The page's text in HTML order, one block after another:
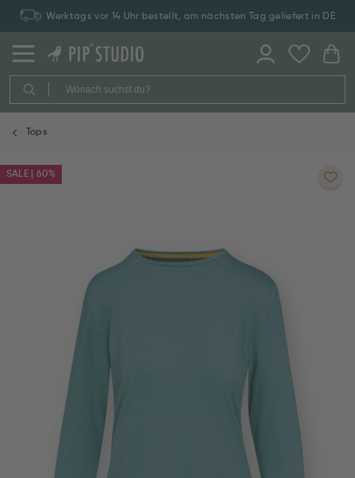
Werktags vor 14 Uhr bestellt, am nächsten Tag geliefert in DE
Tops
SALE | 60%